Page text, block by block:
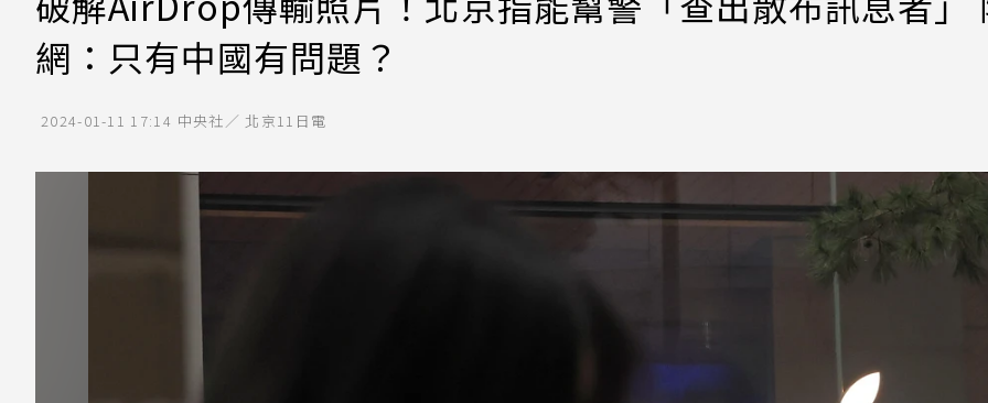
網：只有中國有問題？
2024-01-11 17:14 中央社／ 北京11日電